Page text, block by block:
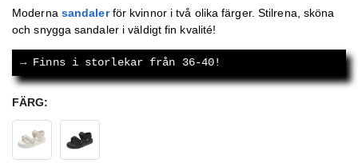
ursprungliga
priset
var:
649 kr.
nuvarande
priset
är:
399 kr.
Moderna sandalerför kvinnor i två olika färger. Stilrena, sköna
och snygga sandaler i väldigt fin kvalité!
→ Finns i storlekar från 36-40!
FÄRG: